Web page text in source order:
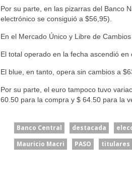
Por su parte, en las pizarras del Banco
electrónico se consiguió a $56,95).
En el Mercado Único y Libre de
El total operado en la fecha ascendió
El blue, en tanto, opera sin cambios a
Por su parte, el euro tampoco tuvo
60.50 para la compra y $ 64.50 para la
Banco Central destacada
Mauricio Macri
PASO titulares